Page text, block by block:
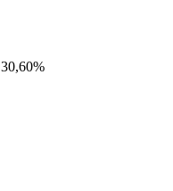
30,60%